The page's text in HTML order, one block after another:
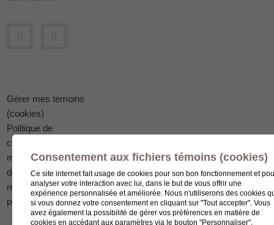
Gérer mes témoins
(cookies)
Politique de
confidentialité en
matière
de protection des
renseignements
personnels
Consentement aux fichiers témoins (cookies)
Ce site internet fait usage de cookies pour son bon fonctionnement et
analyser votre interaction avec lui, dans le but de vous offrir une
expérience personnalisée et améliorée. Nous n'utiliserons des cookies
si vous donnez votre consentement en cliquant sur "Tout accepter". Vous
avez également la possibilité de gérer vos préférences en matière de
cookies en accédant aux paramètres via le bouton "Personnaliser".